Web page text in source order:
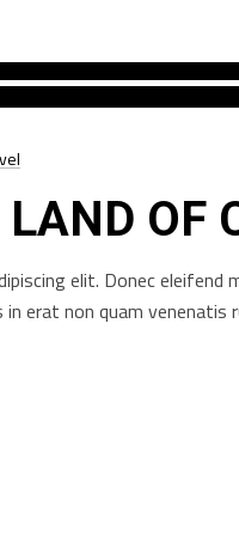
OF
elit. Donec
erat non quam